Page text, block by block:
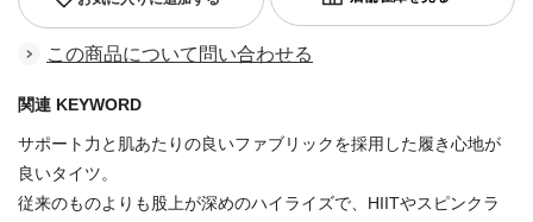
この商品について問い合わせる
関連 KEYWORD
サポート力と肌あたりの良いファブリックを採用した履き心地が
良いタイツ。
従来のものよりも股上が深めのハイライズで、HIITやスピンクラ